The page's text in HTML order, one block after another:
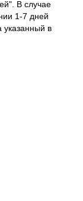
В случае
1-7 дней
указанный в